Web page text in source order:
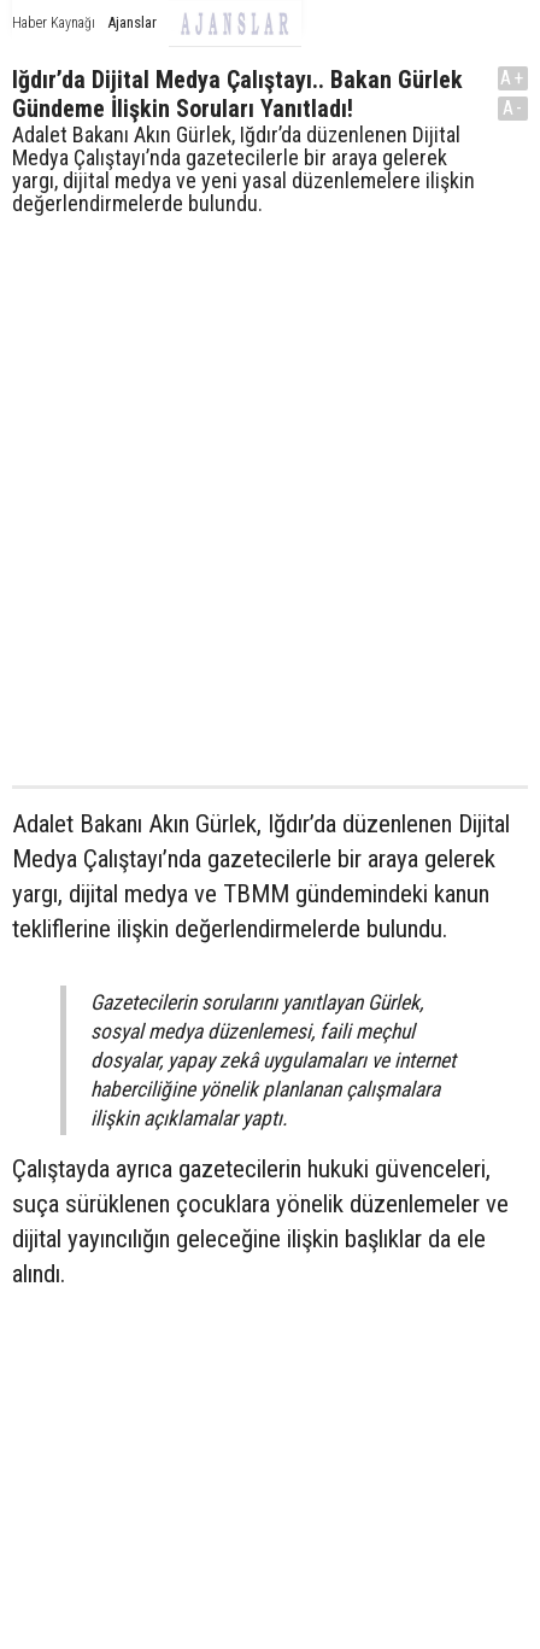
Haber Kaynağı Ajanslar
Iğdır’da Dijital Medya Çalıştayı.. Bakan Gürlek
Gündeme İlişkin Soruları Yanıtladı!
Adalet Bakanı Akın Gürlek, Iğdır’da düzenlenen Dijital
Medya Çalıştayı’nda gazetecilerle bir araya gelerek
yargı, dijital medya ve yeni yasal düzenlemelere ilişkin
değerlendirmelerde bulundu.
A+
A-
Adalet Bakanı Akın Gürlek, Iğdır’da düzenlenen Dijital
Medya Çalıştayı’nda gazetecilerle bir araya gelerek
yargı, dijital medya ve TBMM gündemindeki kanun
tekliflerine ilişkin değerlendirmelerde bulundu.
Gazetecilerin sorularını yanıtlayan Gürlek,
sosyal medya düzenlemesi, faili meçhul
dosyalar, yapay zekâ uygulamaları ve internet
haberciliğine yönelik planlanan çalışmalara
ilişkin açıklamalar yaptı.
Çalıştayda ayrıca gazetecilerin hukuki güvenceleri,
suça sürüklenen çocuklara yönelik düzenlemeler ve
dijital yayıncılığın geleceğine ilişkin başlıklar da ele
alındı.